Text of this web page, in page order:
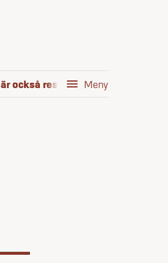
också reservofficer
menu Meny